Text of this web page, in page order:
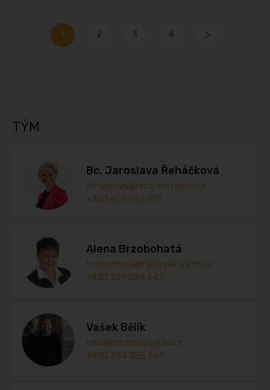
1 2 3 4
TÝM
Bc. Jaroslava Řeháčková
rehackova@rakorealityjicin.cz
+420 608 883 013
Alena Brzobohatá
brzobohata@rakorealityjicin.cz
+420 739 084 547
Vašek Bělík
belik@rakorealityjicin.cz
+420 734 358 363